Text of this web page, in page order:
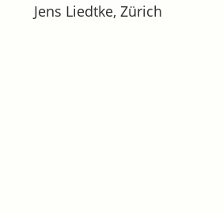
Jens Liedtke, Zürich